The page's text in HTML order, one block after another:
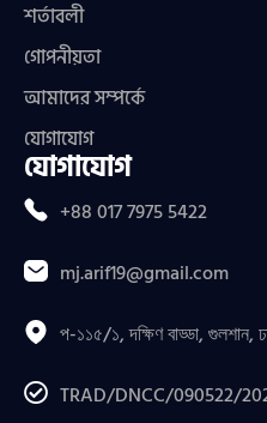
শর্তাবলী
গোপনীয়তা
আমাদের সম্পর্কে
যোগাযোগ
যোগাযোগ
+88 017 7975 5422
mj.arif19@gmail.com
প-১১৫/১, দক্ষিণ বাড্ডা, গুলশান,
TRAD/DNCC/090522/